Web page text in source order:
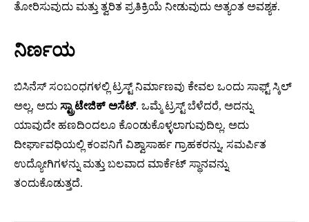
ತೋರಿಸುವುದು ಮತ್ತು ತ್ವರಿತ ಪ್ರತಿಕ್ರಿಯೆ ನೀಡುವುದು ಅತ್ಯಂತ ಅವಶ್ಯಕ.
ನಿರ್ಣಯ
ಬಿಸಿನೆಸ್ ಸಂಬಂಧಗಳಲ್ಲಿ ಟ್ರಸ್ಟ್ ನಿರ್ಮಾಣವು ಕೇವಲ ಒಂದು ಸಾಫ್ಟ್ ಸ್ಕಿಲ್
ಅಲ್ಲ, ಅದು ಸ್ಟ್ರಾಟೇಜಿಕ್ ಅಸೆಟ್. ಒಮ್ಮೆ ಟ್ರಸ್ಟ್ ಬೆಳೆದರೆ, ಅದನ್ನು
ಯಾವುದೇ ಹಣದಿಂದಲೂ ಕೊಂಡುಕೊಳ್ಳಲಾಗುವುದಿಲ್ಲ. ಅದು
ದೀರ್ಘಾವಧಿಯಲ್ಲಿ ಕಂಪನಿಗೆ ವಿಶ್ವಾಸಾರ್ಹ ಗ್ರಾಹಕರನ್ನು, ಸಮರ್ಪಿತ
ಉದ್ಯೋಗಿಗಳನ್ನು ಮತ್ತು ಬಲವಾದ ಮಾರ್ಕೆಟ್ ಸ್ಥಾನವನ್ನು
ತಂದುಕೊಡುತ್ತದೆ.